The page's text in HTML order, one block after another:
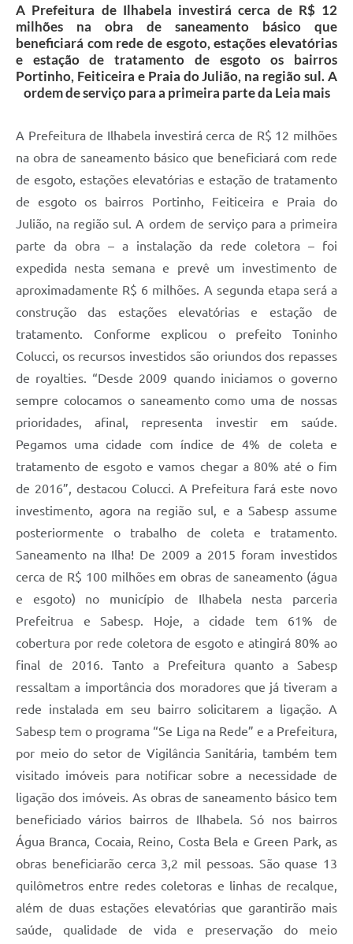
A Prefeitura de Ilhabela investirá cerca de R$ 12
milhões na obra de saneamento básico que
beneficiará com rede de esgoto, estações elevatórias
e estação de tratamento de esgoto os bairros
Portinho, Feiticeira e Praia do Julião, na região sul. A
ordem de serviço para a primeira parte da Leia mais
A Prefeitura de Ilhabela investirá cerca de R$ 12 milhões
na obra de saneamento básico que beneficiará com rede
de esgoto, estações elevatórias e estação de tratamento
de esgoto os bairros Portinho, Feiticeira e Praia do
Julião, na região sul. A ordem de serviço para a primeira
parte da obra – a instalação da rede coletora – foi
expedida nesta semana e prevê um investimento de
aproximadamente R$ 6 milhões. A segunda etapa será a
construção das estações elevatórias e estação de
tratamento. Conforme explicou o prefeito Toninho
Colucci, os recursos investidos são oriundos dos repasses
de royalties. “Desde 2009 quando iniciamos o governo
sempre colocamos o saneamento como uma de nossas
prioridades, afinal, representa investir em saúde.
Pegamos uma cidade com índice de 4% de coleta e
tratamento de esgoto e vamos chegar a 80% até o fim
de 2016”, destacou Colucci. A Prefeitura fará este novo
investimento, agora na região sul, e a Sabesp assume
posteriormente o trabalho de coleta e tratamento.
Saneamento na Ilha! De 2009 a 2015 foram investidos
cerca de R$ 100 milhões em obras de saneamento (água
e esgoto) no município de Ilhabela nesta parceria
Prefeitrua e Sabesp. Hoje, a cidade tem 61% de
cobertura por rede coletora de esgoto e atingirá 80% ao
final de 2016. Tanto a Prefeitura quanto a Sabesp
ressaltam a importância dos moradores que já tiveram a
rede instalada em seu bairro solicitarem a ligação. A
Sabesp tem o programa “Se Liga na Rede” e a Prefeitura,
por meio do setor de Vigilância Sanitária, também tem
visitado imóveis para notificar sobre a necessidade de
ligação dos imóveis. As obras de saneamento básico tem
beneficiado vários bairros de Ilhabela. Só nos bairros
Água Branca, Cocaia, Reino, Costa Bela e Green Park, as
obras beneficiarão cerca 3,2 mil pessoas. São quase 13
quilômetros entre redes coletoras e linhas de recalque,
além de duas estações elevatórias que garantirão mais
saúde, qualidade de vida e preservação do meio